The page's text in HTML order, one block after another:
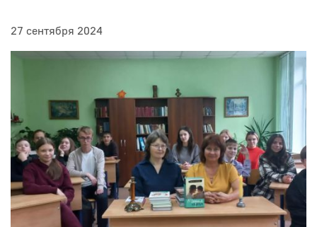
27 сентября 2024